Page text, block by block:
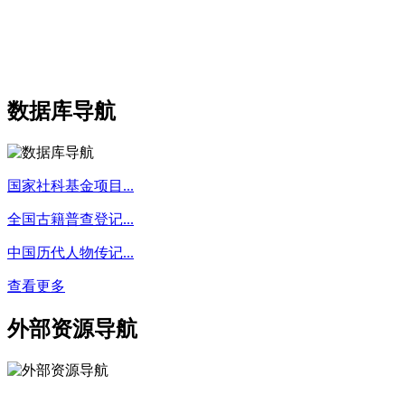
数据库导航
国家社科基金项目...
全国古籍普查登记...
中国历代人物传记...
查看更多
外部资源导航